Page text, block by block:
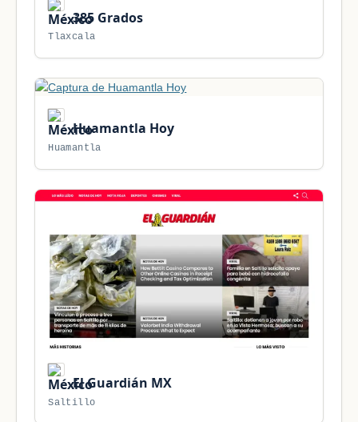
385 Grados
Tlaxcala
Huamantla Hoy
Huamantla
El Guardián MX
Saltillo